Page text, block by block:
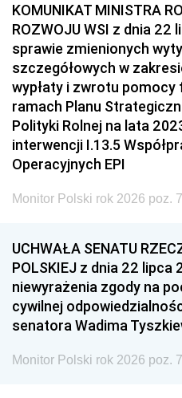
KOMUNIKAT MINISTRA
ROZWOJU WSI z dnia 22
sprawie zmienionych
szczegółowych w
wypłaty i zwrotu pomocy
ramach Planu
Polityki Rolnej na lata
interwencji I.13.5
Operacyjnych EPI
Monitor Polski rok 2026 poz.
UCHWAŁA SENATU
POLSKIEJ z dnia 22 lipca
niewyrażenia zgody na
cywilnej
senatora Wadima
Monitor Polski rok 2026 poz.